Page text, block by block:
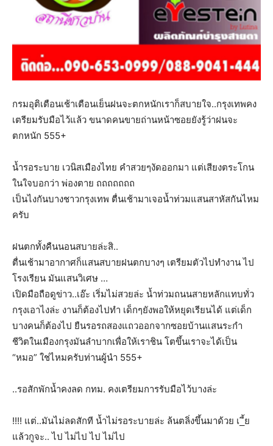
กรมอุติเตือนเช้าเตือนเย็นฝนจะตกหนักเราก็สบายใจ..กรุงเทพคง
เตรียมรับมือไว้แล้ว ขนาดคนขายถ่านหน้าซอยยังรู้ว่าฝนจะ
ตกหนัก 555+
น้ำรอระบาย เวนิสเมืองไทย คำสวยๆงัดออกมา แต่เสียงตระโกน
ในใจบอกว่า พ่องตาย ถถถถถถถ
เป็นไงกันบางชาวกรุงเทพ ตื่นเช้ามาเจอน้ำท่วมแสนสาหัสกันไหม
ครับ
ฝนตกทั้งคืนนอนสบายล่ะสิ..
ตื่นเช้ามาอากาศก็แสนสบายฝนตกบางๆ เตรียมตัวไปทำงาน ไป
โรงเรียน มันแสนวิเศษ …
เปิดมือถือดูข่าว..เอ๊ะ เริ่มไม่สวยล่ะ น้ำท่วมถนนสายหลักแทบทั่ว
กรุงเอาไงล่ะ งานก็ต้องไปทำ เด็กๆยังพอให้หยุดเรียนได้ แต่เด็ก
บางคนก็ต้องไป ยืนรอรถสองแถวออกจากซอยบ้านแสนระกำ
ชีวิตในเมืองกรุงมันลำบากเพื่อให้เราชิน โตขึ้นเราจะได้เป็น
“หมอ” ใช่ไหมครับท่านผู้นำ 555+
..รอสักพักน้ำคงลด กทม. คงเตรียมการรับมือไว้บางล่ะ
!!!! แต่..มันไม่ลดสักที น้ำไม่รอระบายล่ะ ล้นตลิ่งขึ้นมาด้วย เ_ี้ย
แล้วกูจะ.. ไป ไม่ไป ไป ไม่ไป